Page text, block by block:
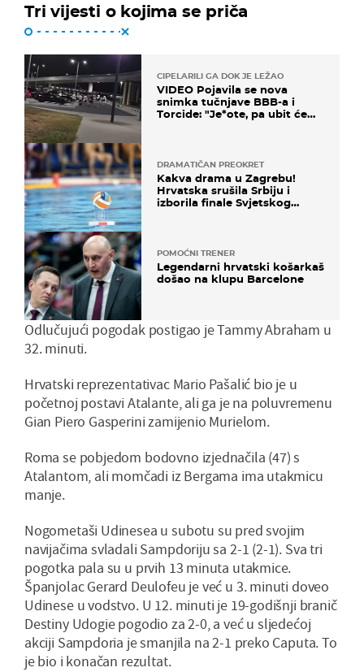
Tri vijesti o kojima se priča
CIPELARILI GA DOK JE LEŽAO
VIDEO Pojavila se nova
snimka tučnjave BBB-a i
Torcide: "Je*ote, pa ubit će
DRAMATIČAN PREOKRET
Kakva drama u Zagrebu!
Hrvatska srušila Srbiju i
izborila finale Svjetskog
POMOĆNI TRENER
Legendarni hrvatski košarkaš
došao na klupu Barcelone
Odlučujući pogodak postigao je Tammy Abraham u
32. minuti.
Hrvatski reprezentativac Mario Pašalić bio je u
početnoj postavi Atalante, ali ga je na poluvremenu
Gian Piero Gasperini zamijenio Murielom.
Roma se pobjedom bodovno izjednačila (47) s
Atalantom, ali momčadi iz Bergama ima utakmicu
manje.
Nogometaši Udinesea u subotu su pred svojim
navijačima svladali Sampdoriju sa 2-1 (2-1). Sva tri
pogotka pala su u prvih 13 minuta utakmice.
Španjolac Gerard Deulofeu je već u 3. minuti doveo
Udinese u vodstvo. U 12. minuti je 19-godišnji branič
Destiny Udogie pogodio za 2-0, a već u sljedećoj
akciji Sampdoria je smanjila na 2-1 preko Caputa. To
je bio i konačan rezultat.